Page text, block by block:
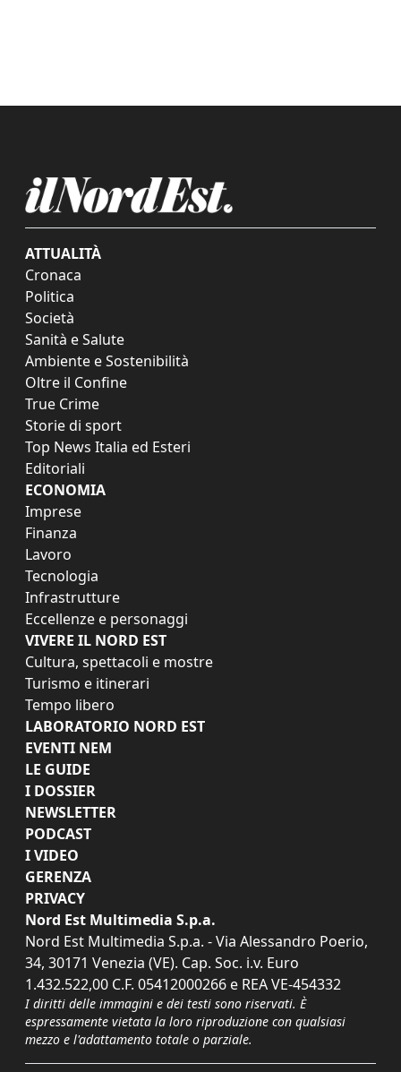
ATTUALITÀ
Cronaca
Politica
Società
Sanità e Salute
Ambiente e Sostenibilità
Oltre il Confine
True Crime
Storie di sport
Top News Italia ed Esteri
Editoriali
ECONOMIA
Imprese
Finanza
Lavoro
Tecnologia
Infrastrutture
Eccellenze e personaggi
VIVERE IL NORD EST
Cultura, spettacoli e mostre
Turismo e itinerari
Tempo libero
LABORATORIO NORD EST
EVENTI NEM
LE GUIDE
I DOSSIER
NEWSLETTER
PODCAST
I VIDEO
GERENZA
PRIVACY
Nord Est Multimedia S.p.a.
Nord Est Multimedia S.p.a. - Via Alessandro Poerio,
34, 30171 Venezia (VE). Cap. Soc. i.v. Euro
1.432.522,00 C.F. 05412000266 e REA VE-454332
I diritti delle immagini e dei testi sono riservati. È
espressamente vietata la loro riproduzione con qualsiasi
mezzo e l'adattamento totale o parziale.